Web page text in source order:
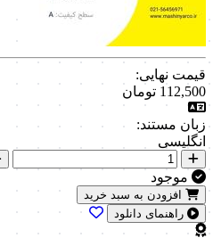
قیمت نهایی:
112,500 تومان
زبان مستند:
انگلیسی
موجود
افزودن به سبد خرید
راهنمای دانلود